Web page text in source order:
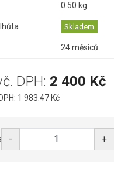
0.50 kg
Skladem
24 měsíců
DPH: 2 400 Kč
1 983.47 Kč
- +